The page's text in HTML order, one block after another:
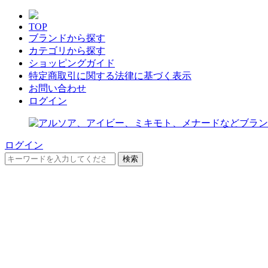
TOP
ブランドから探す
カテゴリから探す
ショッピングガイド
特定商取引に関する法律に基づく表示
お問い合わせ
ログイン
ログイン
検索